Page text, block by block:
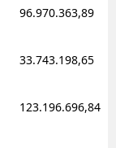
96.970.363,89
33.743.198,65
123.196.696,84